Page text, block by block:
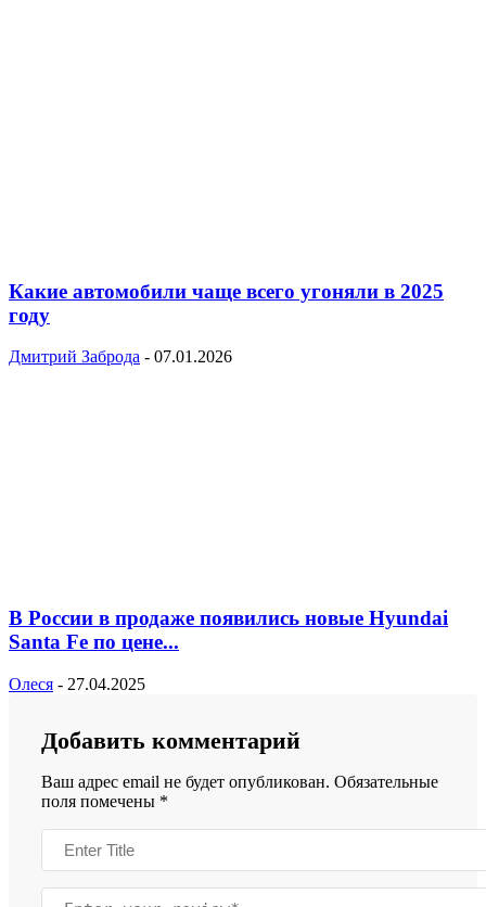
Какие автомобили чаще всего угоняли в 2025
году
Дмитрий Заброда - 07.01.2026
В России в продаже появились новые Hyundai
Santa Fe по цене...
Олеся - 27.04.2025
Добавить комментарий
Ваш адрес email не будет опубликован. Обязательные
поля помечены *